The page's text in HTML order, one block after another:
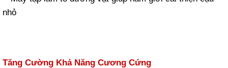
Tăng Cường Khả Năng Cương Cứng